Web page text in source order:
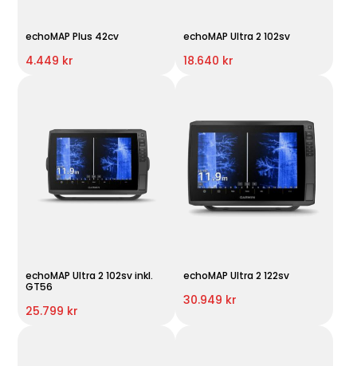
echoMAP Plus 42cv
4.449 kr
echoMAP Ultra 2 102sv
18.640 kr
echoMAP Ultra 2 102sv inkl.
GT56
25.799 kr
echoMAP Ultra 2 122sv
30.949 kr